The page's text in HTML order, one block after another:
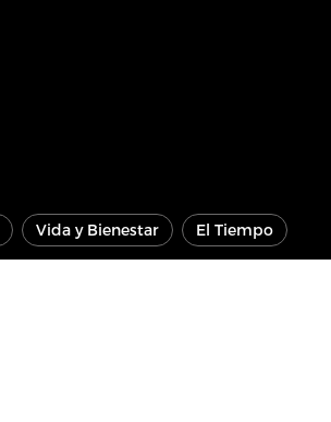
Vida y Bienestar El Tiempo